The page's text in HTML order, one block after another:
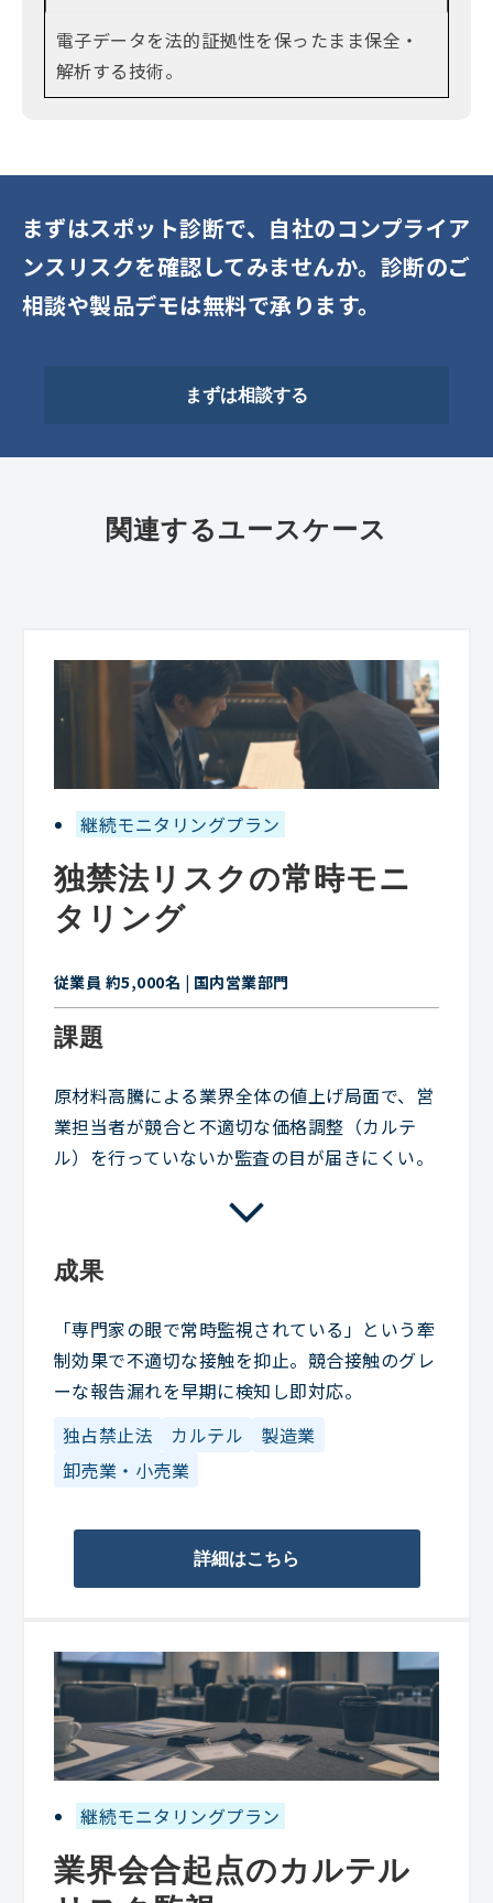
電子データを法的証拠性を保ったまま保全・
解析する技術。
まずはスポット診断で、自社のコンプライア
ンスリスクを確認してみませんか。診断のご
相談や製品デモは無料で承ります。
まずは相談する
関連するユースケース
継続モニタリングプラン
独禁法リスクの常時モニ
タリング
従業員 約5,000名 | 国内営業部門
課題
原材料高騰による業界全体の値上げ局面で、営
業担当者が競合と不適切な価格調整（カルテ
ル）を行っていないか監査の目が届きにくい。
成果
「専門家の眼で常時監視されている」という牽
制効果で不適切な接触を抑止。競合接触のグレ
ーな報告漏れを早期に検知し即対応。
独占禁止法
カルテル
製造業
卸売業・小売業
詳細はこちら
継続モニタリングプラン
業界会合起点のカルテル